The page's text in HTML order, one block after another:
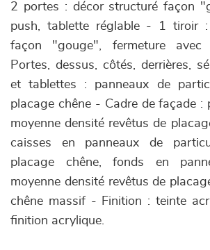
2 portes : décor structuré façon
push, tablette réglable - 1 tiroir :
façon "gouge", fermeture avec
Portes, dessus, côtés, derrières,
et tablettes : panneaux de
placage chêne - Cadre de façade :
moyenne densité revêtus de
caisses en panneaux de
placage chêne, fonds en
moyenne densité revêtus de
chêne massif - Finition : teinte
finition acrylique.